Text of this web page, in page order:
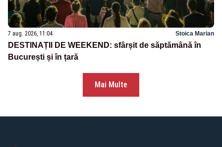
7 aug. 2026, 11:04 Stoica Marian
DESTINAȚII DE WEEKEND: sfârșit de săptămână în
București și în țară
Mai Multe